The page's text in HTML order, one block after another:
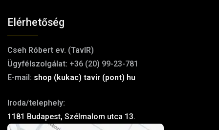
Elérhetőség
Cseh Róbert ev. (TavIR)
Ügyfélszolgálat: +36 (20) 99-23-781
E-mail: shop (kukac) tavir (pont) hu
Iroda/telephely:
1181 Budapest, Szélmalom utca 13.